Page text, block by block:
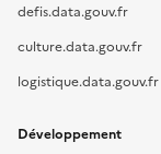
defis.data.gouv.fr
culture.data.gouv.fr
logistique.data.gouv.fr
Développement